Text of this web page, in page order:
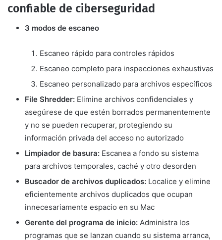
confiable de ciberseguridad
3 modos de escaneo
Escaneo rápido para controles rápidos
Escaneo completo para inspecciones exhaustivas
Escaneo personalizado para archivos específicos
File Shredder: Elimine archivos confidenciales y
asegúrese de que estén borrados permanentemente
y no se pueden recuperar, protegiendo su
información privada del acceso no autorizado
Limpiador de basura: Escanea a fondo su sistema
para archivos temporales, caché y otro desorden
Buscador de archivos duplicados: Localice y elimine
eficientemente archivos duplicados que ocupan
innecesariamente espacio en su Mac
Gerente del programa de inicio: Administra los
programas que se lanzan cuando su sistema arranca,